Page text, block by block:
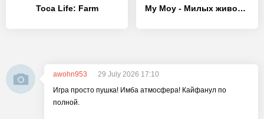
Toca Life: Farm My Moy - Милых животных
awohn953
29 July 2026 17:10
Игра просто пушка! Имба атмосфера! Кайфанул по
полной.